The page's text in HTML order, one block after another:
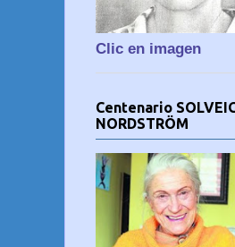
Clic en imagen
Centenario
NORDSTRÖM